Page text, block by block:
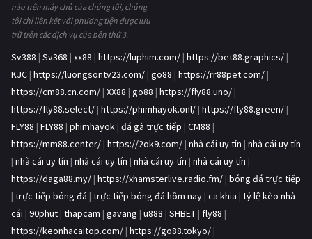
nào trên máy chủ của chúng tôi, chúng
tôi chỉ liên kết với phương tiện được lưu
trữ trên các dịch vụ của bên thứ 3.
Sv388 | Sv368 | xx88 | https://luphim.com/ | https://bet88.graphics/ |
KJC | https://luongsontv23.com/ | go88 | https://rr88pet.com/ |
https://cm88.cn.com/ | XX88 | go88 | https://fly88.uno/ |
https://fly88.select/ | https://phimhayok.onl/ | https://fly88.green/ |
FLY88 | FLY88 | phimhayok | đá gà trực tiếp | CM88 |
https://mm88.center/ | https://2ok9.com/ | nhà cái uy tín | nhà cái uy tín
| nhà cái uy tín | nhà cái uy tín | nhà cái uy tín | nhà cái uy tín |
https://daga88.my/ | https://xhamsterlive.radio.fm/ | bóng đá trực tiếp
| trực tiếp bóng đá | trực tiếp bóng đá hôm nay | ca khia | tỷ lệ kèo nhà
cái | 90phut | thapcam | gavang | u888 | SHBET | fly88 |
https://keonhacaitop.com/ | https://go88.tokyo/ |